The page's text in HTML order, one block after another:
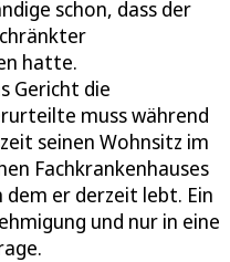
schon, dass der
hatte.
Gericht die
muss während
seinen Wohnsitz im
Fachkrankenhauses
dem er derzeit lebt. Ein
und nur in eine